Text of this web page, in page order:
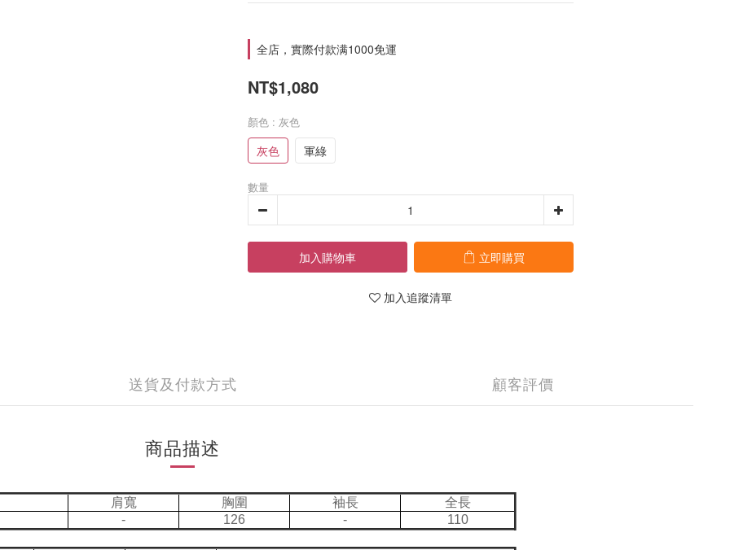
全店，實際付款满1000免運
NT$1,080
顏色 : 灰色
灰色 軍綠
數量
加入購物車 立即購買
加入追蹤清單
送貨及付款方式 顧客評價
商品描述
肩寬 胸圍 袖長
全長
-
126 - 110